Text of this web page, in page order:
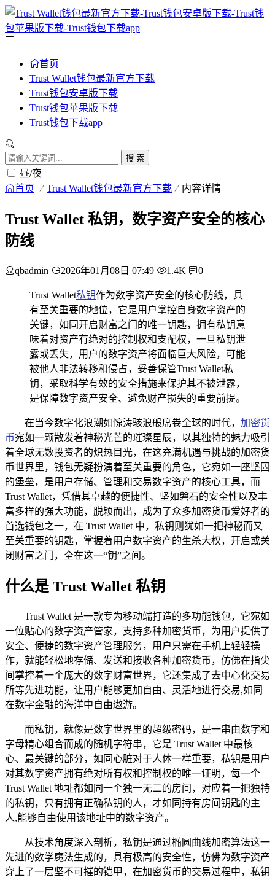
首页
Trust Wallet钱包最新官方下载
Trust钱包安卓版下载
Trust钱包苹果版下载
Trust钱包下载app
搜 索
昼/夜
首页 Trust Wallet钱包最新官方下载 内容详情
Trust Wallet 私钥，数字资产安全的核心
防线
qbadmin 2026年01月08日 07:49 1.4K 0
Trust Wallet私钥作为数字资产安全的核心防线，具
有至关重要的地位，它是用户掌控自身数字资产的
关键，如同开启财富之门的唯一钥匙，拥有私钥意
味着对资产有绝对的控制权和支配权，一旦私钥泄
露或丢失，用户的数字资产将面临巨大风险，可能
被他人非法转移和侵占，妥善保管Trust Wallet私
钥，采取科学有效的安全措施来保护其不被泄露，
是保障数字资产安全、避免财产损失的重要前提。
在当今数字化浪潮如惊涛骇浪般席卷全球的时代， 加密货
币宛如一颗散发着神秘光芒的璀璨星辰，以其独特的魅力吸引
着全球无数投资者的炽热目光，在这充满机遇与挑战的加密货
币世界里，钱包无疑扮演着至关重要的角色，它宛如一座坚固
的堡垒，是用户存储、管理和交易数字资产的核心工具，而
Trust Wallet，凭借其卓越的便捷性、坚如磐石的安全性以及丰
富多样的强大功能，脱颖而出，成为了众多加密货币爱好者的
首选钱包之一，在 Trust Wallet 中，私钥则犹如一把神秘而又
至关重要的钥匙，掌握着用户数字资产的生杀大权，开启或关
闭财富之门，全在这一“钥”之间。
什么是 Trust Wallet 私钥
Trust Wallet 是一款专为移动端打造的多功能钱包，它宛如
一位贴心的数字资产管家，支持多种加密货币，为用户提供了
安全、便捷的数字资产管理服务，用户只需在手机上轻轻操
作，就能轻松地存储、发送和接收各种加密货币，仿佛在指尖
间掌控着一个庞大的数字财富世界，它还集成了去中心化交易
所等先进功能，让用户能够更加自由、灵活地进行交易,如同
在数字金融的海洋中自由遨游。
而私钥，就像是数字世界里的超级密码，是一串由数字和
字母精心组合而成的随机字符串，它是 Trust Wallet 中最核
心、最关键的部分，如同心脏对于人体一样重要，私钥是用户
对其数字资产拥有绝对所有权和控制权的唯一证明，每一个
Trust Wallet 地址都如同一个独一无二的房间，对应着一把独特
的私钥，只有拥有正确私钥的人，才如同持有房间钥匙的主
人,能够自由使用该地址中的数字资产。
从技术角度深入剖析，私钥是通过椭圆曲线加密算法这一
先进的数学魔法生成的，具有极高的安全性，仿佛为数字资产
穿上了一层坚不可摧的铠甲，在加密货币的交易过程中，私钥